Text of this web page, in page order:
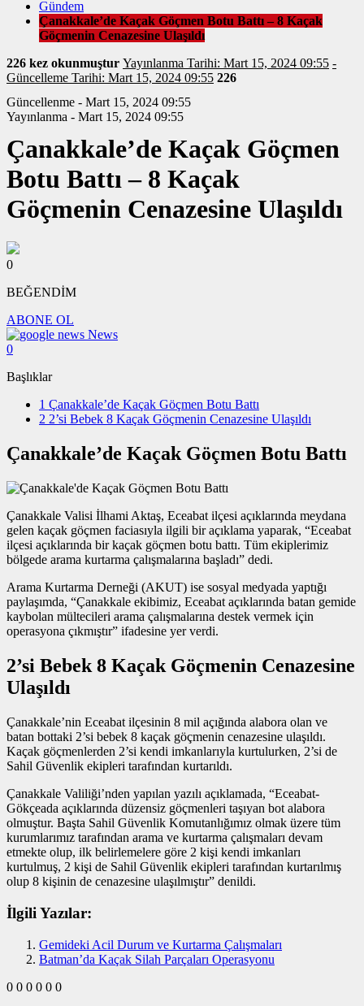
Gündem
Çanakkale’de Kaçak Göçmen Botu Battı – 8 Kaçak
Göçmenin Cenazesine Ulaşıldı
226 kez okunmuştur Yayınlanma Tarihi: Mart 15, 2024 09:55 -
Güncelleme Tarihi: Mart 15, 2024 09:55 226
Güncellenme - Mart 15, 2024 09:55
Yayınlanma - Mart 15, 2024 09:55
Çanakkale’de Kaçak Göçmen
Botu Battı – 8 Kaçak
Göçmenin Cenazesine Ulaşıldı
0
BEĞENDİM
ABONE OL
News
0
Başlıklar
1 Çanakkale’de Kaçak Göçmen Botu Battı
2 2’si Bebek 8 Kaçak Göçmenin Cenazesine Ulaşıldı
Çanakkale’de Kaçak Göçmen Botu Battı
Çanakkale Valisi İlhami Aktaş, Eceabat ilçesi açıklarında meydana
gelen kaçak göçmen faciasıyla ilgili bir açıklama yaparak, “Eceabat
ilçesi açıklarında bir kaçak göçmen botu battı. Tüm ekiplerimiz
bölgede arama kurtarma çalışmalarına başladı” dedi.
Arama Kurtarma Derneği (AKUT) ise sosyal medyada yaptığı
paylaşımda, “Çanakkale ekibimiz, Eceabat açıklarında batan gemide
kaybolan mültecileri arama çalışmalarına destek vermek için
operasyona çıkmıştır” ifadesine yer verdi.
2’si Bebek 8 Kaçak Göçmenin Cenazesine
Ulaşıldı
Çanakkale’nin Eceabat ilçesinin 8 mil açığında alabora olan ve
batan bottaki 2’si bebek 8 kaçak göçmenin cenazesine ulaşıldı.
Kaçak göçmenlerden 2’si kendi imkanlarıyla kurtulurken, 2’si de
Sahil Güvenlik ekipleri tarafından kurtarıldı.
Çanakkale Valiliği’nden yapılan yazılı açıklamada, “Eceabat-
Gökçeada açıklarında düzensiz göçmenleri taşıyan bot alabora
olmuştur. Başta Sahil Güvenlik Komutanlığımız olmak üzere tüm
kurumlarımız tarafından arama ve kurtarma çalışmaları devam
etmekte olup, ilk belirlemelere göre 2 kişi kendi imkanları
kurtulmuş, 2 kişi de Sahil Güvenlik ekipleri tarafından kurtarılmış
olup 8 kişinin de cenazesine ulaşılmıştır” denildi.
İlgili Yazılar:
Gemideki Acil Durum ve Kurtarma Çalışmaları
Batman’da Kaçak Silah Parçaları Operasyonu
0 0 0 0 0 0